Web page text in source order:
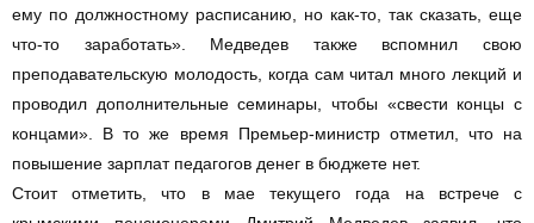
ему по должностному расписанию, но как-то, так сказать, еще
что-то заработать». Медведев также вспомнил свою
преподавательскую молодость, когда сам читал много лекций и
проводил дополнительные семинары, чтобы «свести концы с
концами». В то же время Премьер-министр отметил, что на
повышение зарплат педагогов денег в бюджете нет.
Стоит отметить, что в мае текущего года на встрече с